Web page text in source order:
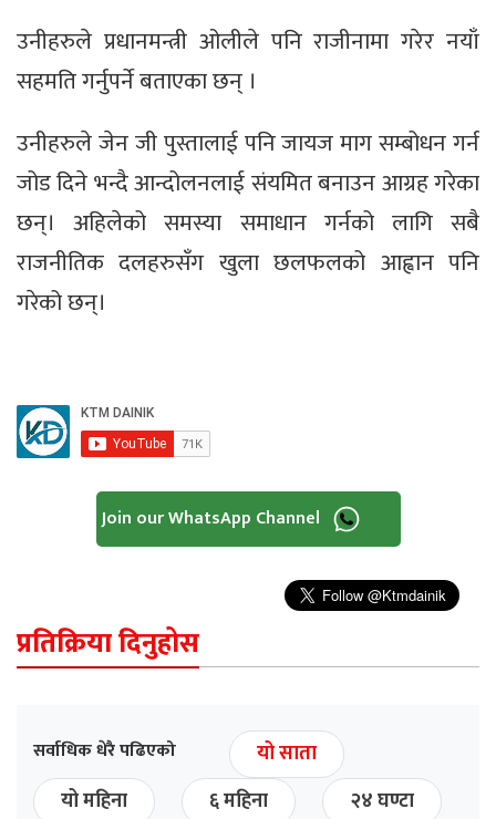
उनीहरुले प्रधानमन्त्री ओलीले पनि राजीनामा गरेर नयाँ
सहमति गर्नुपर्ने बताएका छन् ।
उनीहरुले जेन जी पुस्तालाई पनि जायज माग सम्बोधन गर्न
जोड दिने भन्दै आन्दोलनलाई संयमित बनाउन आग्रह गरेका
छन्। अहिलेको समस्या समाधान गर्नको लागि सबै
राजनीतिक दलहरुसँग खुला छलफलको आह्वान पनि
गरेको छन्।
Join our WhatsApp Channel
प्रतिक्रिया दिनुहोस
सर्वाधिक धेरै पढिएको
यो साता
यो महिना
६ महिना २४ घण्टा